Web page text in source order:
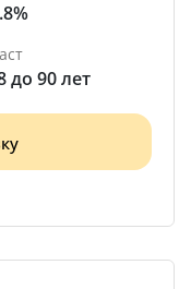
до 90 лет